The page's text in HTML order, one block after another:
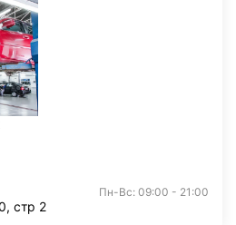
Пн-Вс: 09:00 - 21:00
стр 2